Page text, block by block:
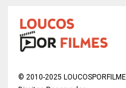
© 2010-2025